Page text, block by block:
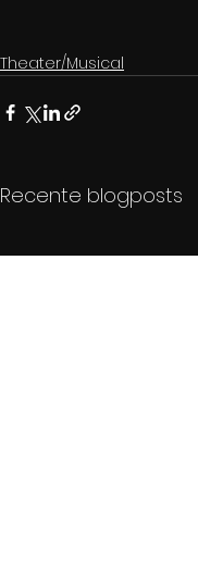
Theater/Musical
Recente blogposts